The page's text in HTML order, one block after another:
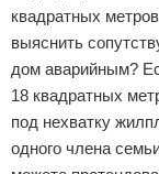
квадратных
выяснить
дом аварийным?
18 квадратных
под нехватку
одного члена